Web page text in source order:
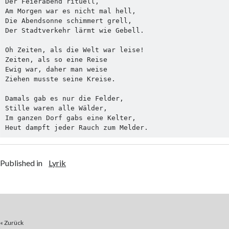
Am Morgen war es nicht mal hell,
Die Abendsonne schimmert grell,
Der Stadtverkehr lärmt wie Gebell.
Oh Zeiten, als die Welt war leise!
Zeiten, als so eine Reise
Ewig war, daher man weise
Ziehen musste seine Kreise.
Damals gab es nur die Felder,
Stille waren alle Wälder,
Im ganzen Dorf gabs eine Kelter,
Heut dampft jeder Rauch zum Melder.
Published in Lyrik
« Zurück